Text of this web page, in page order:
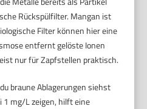
Rückspülfilter. Mangan ist
Filter können hier eine
entfernt gelöste Ionen
nur für Zapfstellen praktisch.
braune Ablagerungen siehst
1 mg/L zeigen, hilft eine